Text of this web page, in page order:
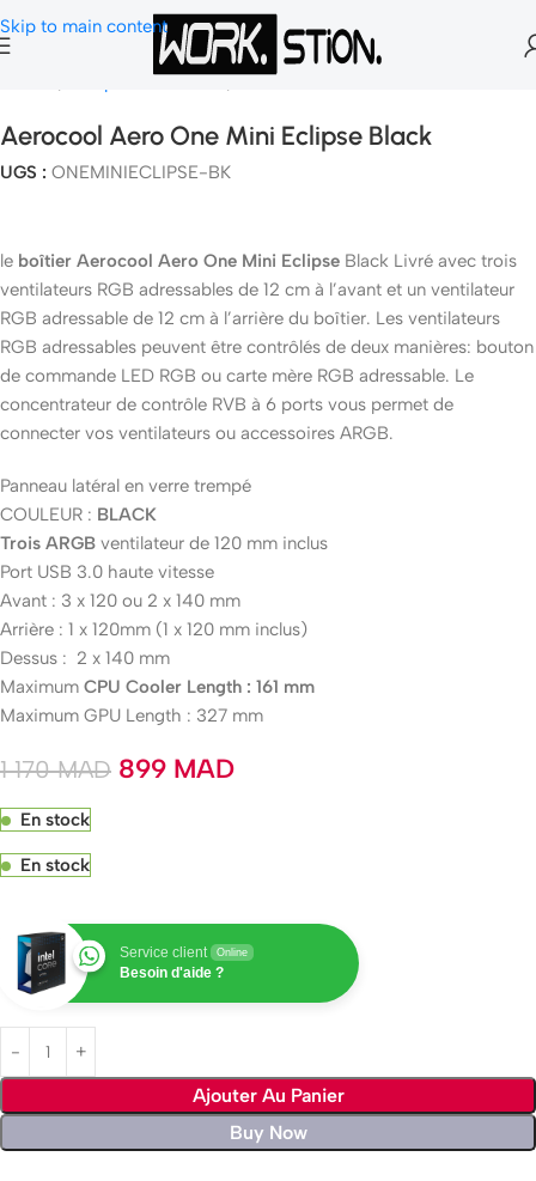
Skip to main content
Composants Gamer Boitier PC
Aerocool Aero One Mini Eclipse Black
UGS : ONEMINIECLIPSE-BK
le boîtier Aerocool Aero One Mini Eclipse Black Livré avec trois
ventilateurs RGB adressables de 12 cm à l’avant et un ventilateur
RGB adressable de 12 cm à l’arrière du boîtier. Les ventilateurs
RGB adressables peuvent être contrôlés de deux manières: bouton
de commande LED RGB ou carte mère RGB adressable. Le
concentrateur de contrôle RVB à 6 ports vous permet de
connecter vos ventilateurs ou accessoires ARGB.
Panneau latéral en verre trempé
COULEUR : BLACK
Trois ARGB ventilateur de 120 mm inclus
Port USB 3.0 haute vitesse
Avant : 3 x 120 ou 2 x 140 mm
Arrière : 1 x 120mm (1 x 120 mm inclus)
Dessus : 2 x 140 mm
Maximum CPU Cooler Length : 161 mm
Maximum GPU Length : 327 mm
1 170MAD 899 MAD
En stock
En stock
Service client Online
Besoin d'aide ?
Ajouter Au Panier
Buy Now